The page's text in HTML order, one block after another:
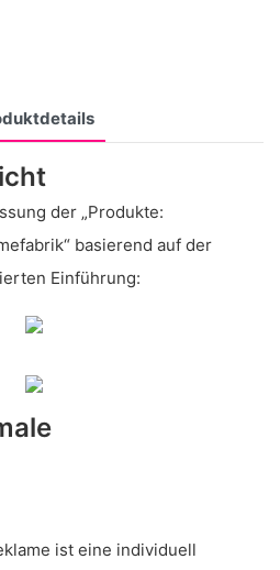
der „Produkte:
basierend auf der
Einführung:
ist eine individuell